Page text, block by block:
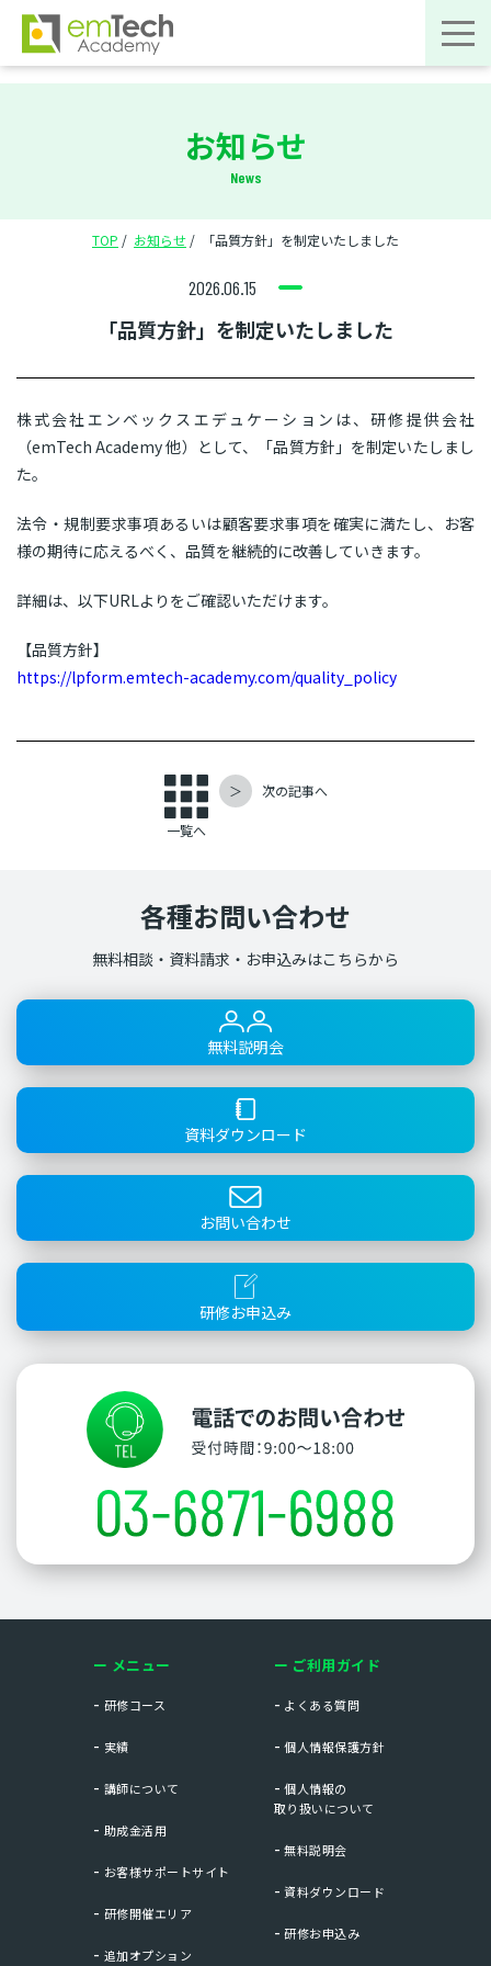
お知らせ
News
TOP お知らせ 「品質方針」を制定いたしました
2026.06.15
「品質方針」を制定いたしました
株式会社エンベックスエデュケーションは、研修提供会社
（emTech Academy 他）として、「品質方針」を制定いたしまし
た。
法令・規制要求事項あるいは顧客要求事項を確実に満たし、お客
様の期待に応えるべく、品質を継続的に改善していきます。
詳細は、以下URLよりをご確認いただけます。
【品質方針】
https://lpform.emtech-academy.com/quality_policy
一覧へ
＞ 次の記事へ
各種お問い合わせ
無料相談・資料請求・お申込みはこちらから
無料説明会
資料ダウンロード
お問い合わせ
研修お申込み
メニュー
研修コース
実績
講師について
助成金活用
お客様サポートサイト
研修開催エリア
追加オプション
ご利用ガイド
よくある質問
個人情報保護方針
個人情報の
取り扱いについて
無料説明会
資料ダウンロード
研修お申込み